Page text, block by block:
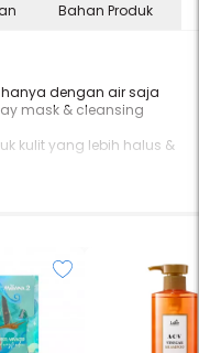
Bahan Produk
dengan air saja
mask & cleansing
kulit yang lebih halus &
pori dari residu
Jacquelle Cleansing
dapat membersihkan